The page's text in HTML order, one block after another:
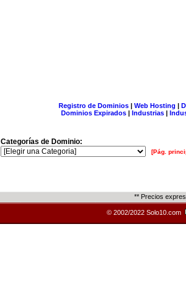
Registro de Dominios| Web Hosting |
Dominios Expirados | Industrias |
Categorías de Dominio:
[Pág.
** Precios
© 2002/2022 Solo10.com